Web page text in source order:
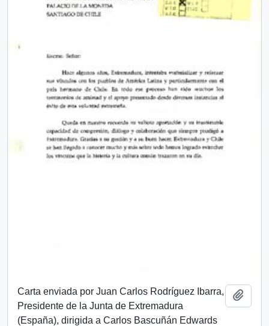
Carta enviada por Juan Carlos Rodríguez Ibarra,
Presidente de la Junta de Extremadura
(España), dirigida a Carlos Bascuñán Edwards